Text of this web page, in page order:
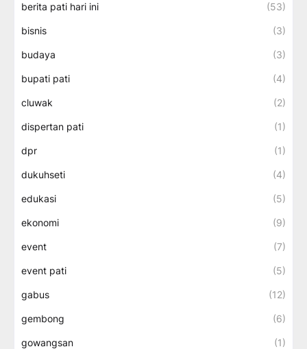
berita pati hari ini (53)
bisnis (3)
budaya (3)
bupati pati (4)
cluwak (2)
dispertan pati (1)
dpr (1)
dukuhseti (4)
edukasi (5)
ekonomi (9)
event (7)
event pati (5)
gabus (12)
gembong (6)
gowangsan (1)